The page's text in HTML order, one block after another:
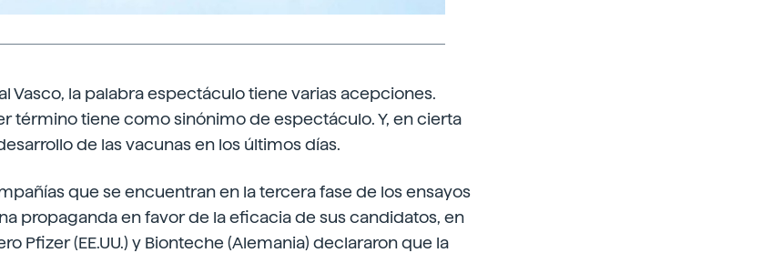
Vasco, la palabra espectáculo tiene varias acepciones.
término tiene como sinónimo de espectáculo. Y, en cierta
de las vacunas en los últimos días.
que se encuentran en la tercera fase de los ensayos
propaganda en favor de la eficacia de sus candidatos, en
Pfizer (EE.UU.) y Bionteche (Alemania) declararon que la